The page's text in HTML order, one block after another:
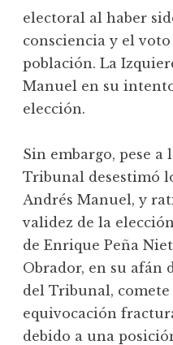
electoral al haber
consciencia y el
población. La
Manuel en su
elección.
Sin embargo, pese a
Tribunal desestimó
Andrés Manuel, y
validez de la
de Enrique Peña
Obrador, en su afán
del Tribunal, comete
equivocación
debido a una